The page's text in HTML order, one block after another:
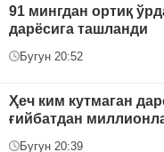
91 мингдан ортиқ
дарёсига ташланди
Бугун 20:52
Ҳеч ким кутмаган
ғийбатдан
Бугун 20:39